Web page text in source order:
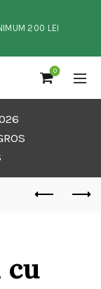
200 LEI
0
cu